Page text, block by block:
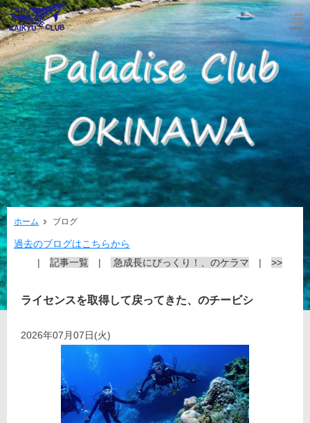
ホーム ブログ
過去のブログはこちらから
| 記事一覧 | 急成長にびっくり！、のケラマ | >>
ライセンスを取得して戻ってきた、のチービシ
2026年07月07日(火)